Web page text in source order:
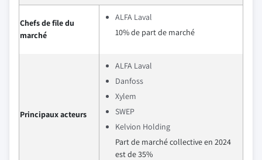
Chefs de file du
marché
ALFA Laval
10% de part de marché
Principaux acteurs
ALFA Laval
Danfoss
Xylem
SWEP
Kelvion Holding
Part de marché collective en 2024
est de 35%